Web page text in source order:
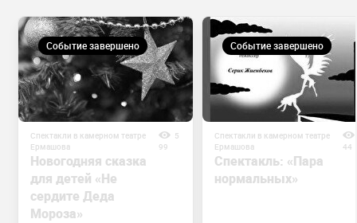
Событие завершено
Спектакли в камерном театре
Ермашова
5
99
Новогодняя сказка
для детей «Не
сердите Деда
Мороза»
Событие завершено
Спектакли в камерном театре
Ермашова
44
Спектакль: «Пара
нормальных»